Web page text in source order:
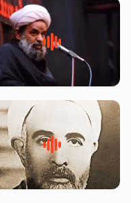
روضه جانسوز پاره های جگر امام
حسن مجتبی علیه السلام-حجت
روضه‌ی مجلس یزید ملعون و
اسارت اهل‌بیت علیهم‌السلام –